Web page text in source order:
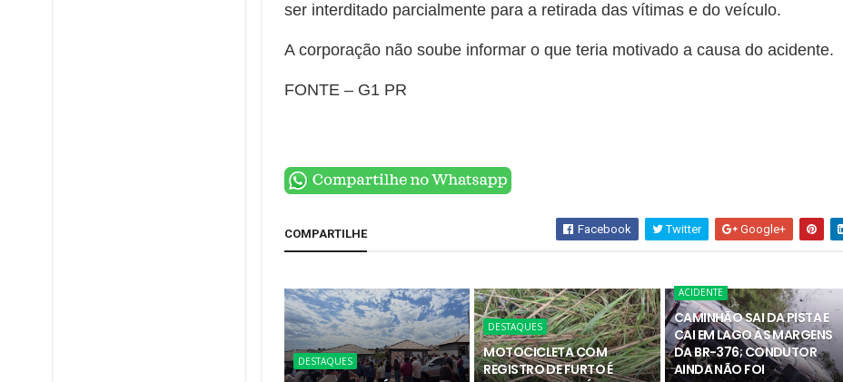
ser interditado parcialmente para a retirada das vítimas e do veículo.
A corporação não soube informar o que teria motivado a causa do acidente.
FONTE – G1 PR
COMPARTILHE Facebook Twitter Google+
DESTAQUES
DESTAQUES
MOTOCICLETA COM
REGISTRO DE FURTO É
ACIDENTE
CAMINHÃO SAI DA PISTA E
CAI EM LAGO ÀS MARGENS
DA BR-376; CONDUTOR
AINDA NÃO FOI